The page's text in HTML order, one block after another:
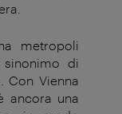
metropoli
di
Con Vienna
ancora una